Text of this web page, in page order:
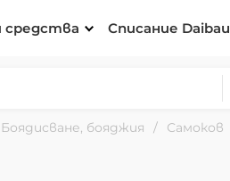
Списание Daibau
Боядисване, бояджия Самоков